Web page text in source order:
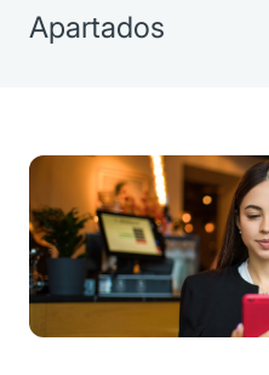
Apartados